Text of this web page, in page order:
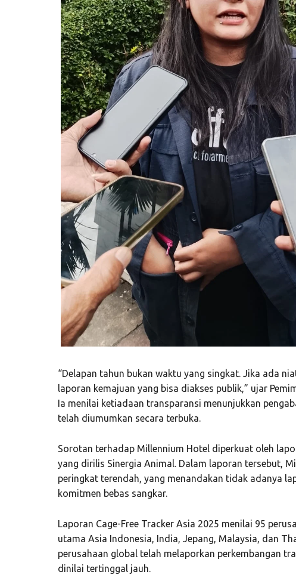
“Delapan tahun bukan waktu yang singkat. Jika ada
laporan kemajuan yang bisa diakses publik,” ujar
Ia menilai ketiadaan transparansi menunjukkan
telah diumumkan secara terbuka.
Sorotan terhadap Millennium Hotel diperkuat oleh
yang dirilis Sinergia Animal. Dalam laporan tersebut,
peringkat terendah, yang menandakan tidak adanya
komitmen bebas sangkar.
Laporan Cage-Free Tracker Asia 2025 menilai 95
utama Asia Indonesia, India, Jepang, Malaysia, dan
perusahaan global telah melaporkan perkembangan
dinilai tertinggal jauh.